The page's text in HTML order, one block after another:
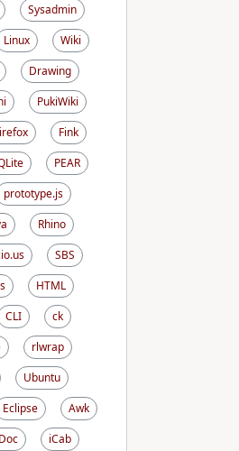
Sysadmin
Linux
Wiki
Drawing
PukiWiki
Fink
PEAR
prototype.js
Rhino
SBS
HTML
CLI
ck
rlwrap
Ubuntu
Eclipse
Awk
iCab